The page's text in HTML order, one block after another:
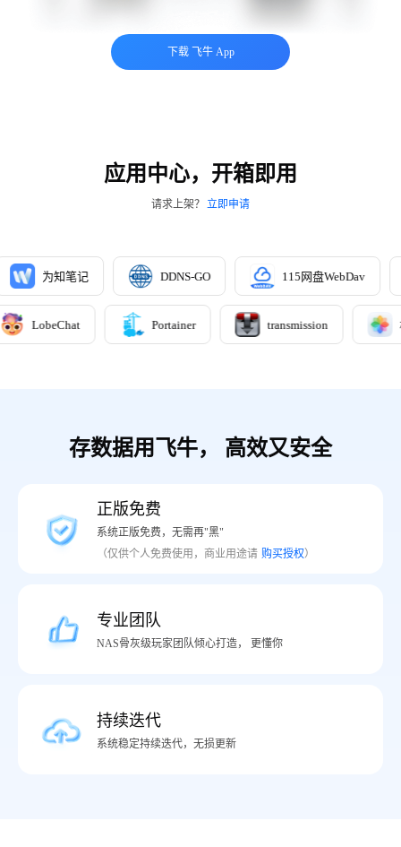
下载 飞牛 App
应用中心，开箱即用
请求上架？ 立即申请
为知笔记 DDNS-GO 115网盘
Portainer transmission 相册
存数据用飞牛， 高效又安全
正版免费
系统正版免费，无需再"黑"
（仅供个人免费使用，商业用途请 购买授权）
专业团队
NAS骨灰级玩家团队倾心打造， 更懂你
持续迭代
系统稳定持续迭代，无损更新